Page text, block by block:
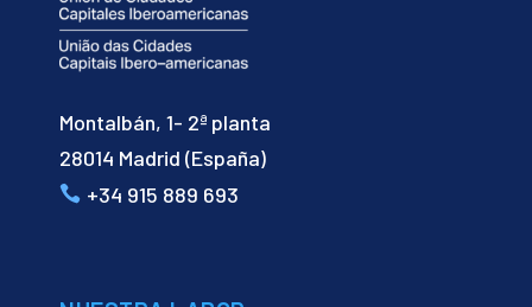
Montalbán, 1- 2ª planta
28014 Madrid (España)
+34 915 889 693